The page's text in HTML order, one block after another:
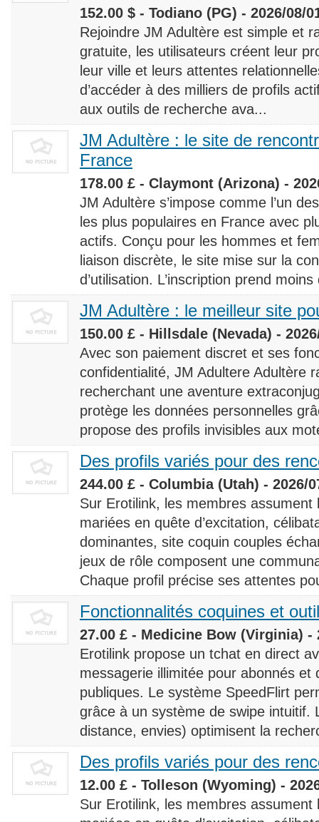
152.00 $ - Todiano (PG) - 2026/08/
Rejoindre JM Adultère est simple et
gratuite, les utilisateurs créent leur
leur ville et leurs attentes
d’accéder à des milliers de profils
aux outils de recherche ava...
JM Adultère : le site de
France
178.00 £ - Claymont (Arizona) -
JM Adultère s’impose comme l’un
les plus populaires en France avec
actifs. Conçu pour les hommes et
liaison discrète, le site mise sur la
d’utilisation. L’inscription prend
JM Adultère : le meilleur site
150.00 £ - Hillsdale (Nevada) -
Avec son paiement discret et ses
confidentialité, JM Adultere Adultère
recherchant une aventure
protège les données personnelles
propose des profils invisibles aux
Des profils variés pour des
244.00 £ - Columbia (Utah) - 2026/
Sur Erotilink, les membres
mariées en quête d’excitation,
dominantes, site coquin couples
jeux de rôle composent une
Chaque profil précise ses attentes
Fonctionnalités coquines et
27.00 £ - Medicine Bow (Virginia) -
Erotilink propose un tchat en direct
messagerie illimitée pour abonnés et
publiques. Le système SpeedFlirt
grâce à un système de swipe intuitif.
distance, envies) optimisent la
Des profils variés pour des
12.00 £ - Tolleson (Wyoming) -
Sur Erotilink, les membres